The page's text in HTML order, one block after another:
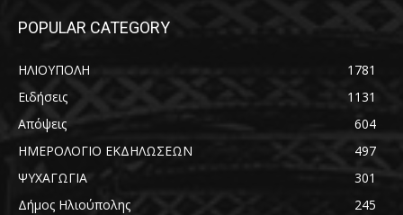
POPULAR CATEGORY
ΗΛΙΟΥΠΟΛΗ
1781
Ειδήσεις
1131
Απόψεις
604
ΗΜΕΡΟΛΟΓΙΟ ΕΚΔΗΛΩΣΕΩΝ
497
ΨΥΧΑΓΩΓΙΑ
301
Δήμος Ηλιούπολης
245